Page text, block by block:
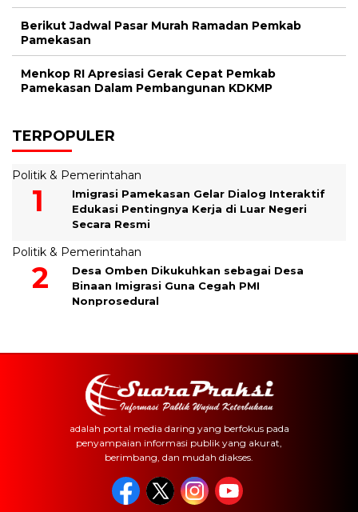
Berikut Jadwal Pasar Murah Ramadan Pemkab
Pamekasan
Menkop RI Apresiasi Gerak Cepat Pemkab
Pamekasan Dalam Pembangunan KDKMP
TERPOPULER
Politik & Pemerintahan
Imigrasi Pamekasan Gelar Dialog Interaktif
Edukasi Pentingnya Kerja di Luar Negeri
Secara Resmi
Politik & Pemerintahan
Desa Omben Dikukuhkan sebagai Desa
Binaan Imigrasi Guna Cegah PMI
Nonprosedural
adalah portal media daring yang berfokus pada
penyampaian informasi publik yang akurat,
berimbang, dan mudah diakses.